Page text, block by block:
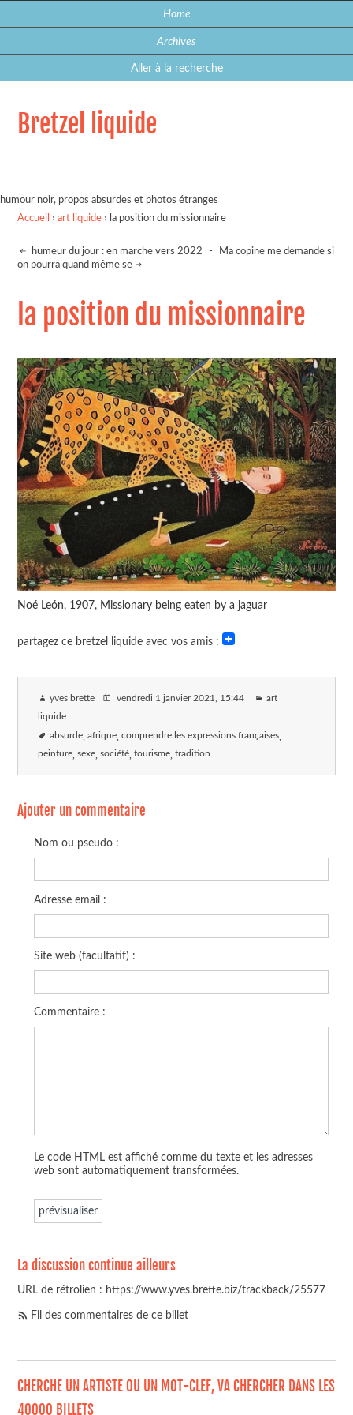
Home
Archives
Aller à la recherche
Bretzel liquide
humour noir, propos absurdes et photos étranges
Accueil ›art liquide › la position du missionnaire
humeur du jour : en marche vers 2022 -
Ma copine me demande si
on pourra quand même se
la position du missionnaire
Noé León, 1907, Missionary being eaten by a jaguar
partagez ce bretzel liquide avec vos amis :
yves brette vendredi 1 janvier 2021 , 15:44 art
liquide
absurde afrique comprendre les expressions françaises
peinture sexe société tourisme tradition
Ajouter un commentaire
Nom ou pseudo :
Adresse email :
Site web (facultatif) :
Commentaire :
Le code HTML est affiché comme du texte et les adresses
web sont automatiquement transformées.
La discussion continue ailleurs
URL de rétrolien : https://www.yves.brette.biz/trackback/25577
Fil des commentaires de ce billet
CHERCHE UN ARTISTE OU UN MOT-CLEF, VA CHERCHER DANS LES
40000 BILLETS